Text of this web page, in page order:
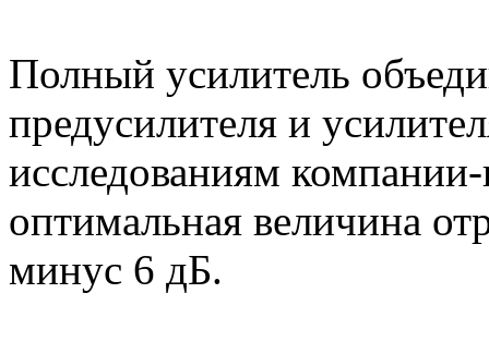
Полный усилитель
предусилителя и
исследованиям
оптимальная величина
минус 6 дБ.